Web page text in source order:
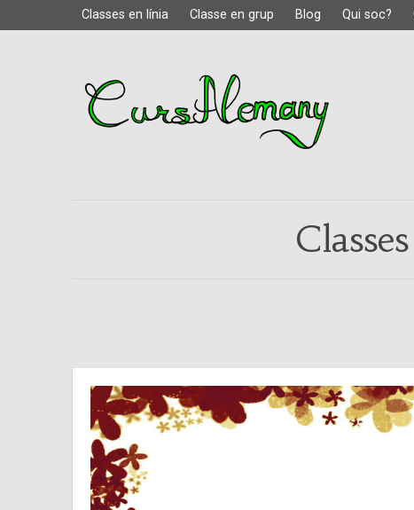
Classes en línia Classe en grup Blog Qui soc?